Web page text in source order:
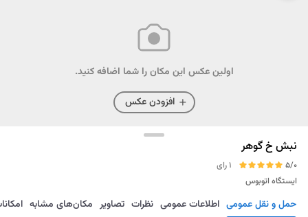
اولین عکس این مکان را شما اضافه کنید.
افزودن عکس
نبش خ گوهر
5/0
1 رای
ایستگاه اتوبوس
مسیریابی ذخیره ارسال حمل و نقل عمومی اطلاعات عمومی نظرات تصاویر مکان‌های مشابه